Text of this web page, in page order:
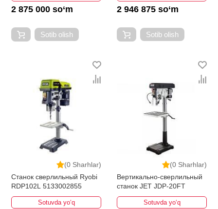
2 875 000 so‘m
Sotib olish
2 946 875 so‘m
Sotib olish
(0 Sharhlar)
Станок сверлильный Ryobi
RDP102L 5133002855
Sotuvda yo‘q
(0 Sharhlar)
Вертикально-сверлильный
станок JET JDP-20FT
Sotuvda yo‘q